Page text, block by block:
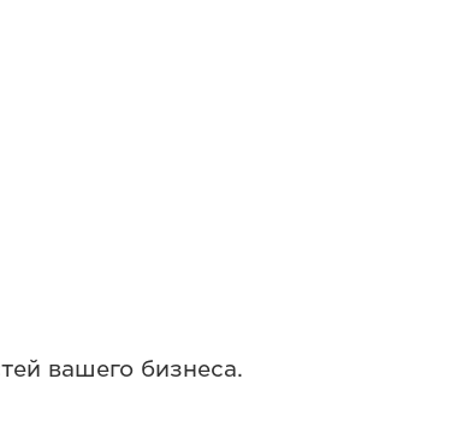
вашего бизнеса.